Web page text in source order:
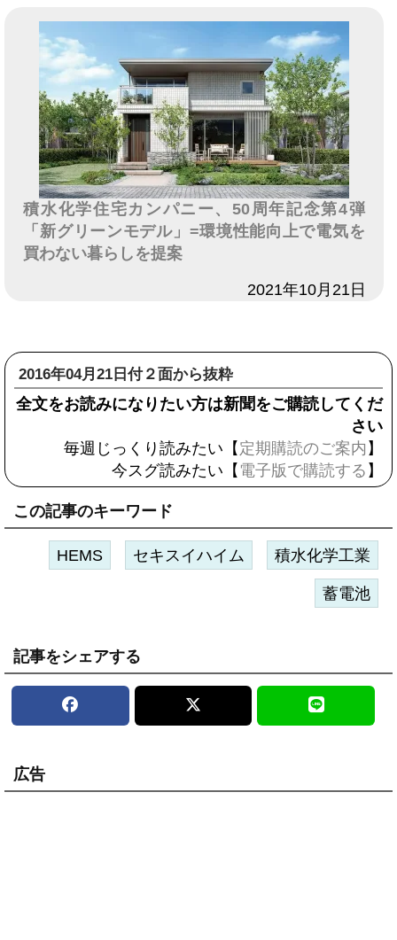
積水化学住宅カンパニー、50周年記念第4弾
「新グリーンモデル」=環境性能向上で電気を
買わない暮らしを提案
2021年10月21日
2016年04月21日付２面から抜粋
全文をお読みになりたい方は新聞をご購読してくだ
さい
毎週じっくり読みたい【 定期購読のご案内 】
今スグ読みたい【 電子版で購読する 】
この記事のキーワード
HEMS セキスイハイム 積水化学工業
蓄電池
記事をシェアする
広告